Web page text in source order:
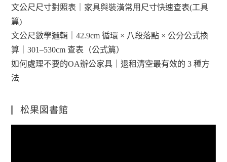
文公尺尺寸對照表｜家具與裝潢常用尺寸快速查表(工具
篇)
文公尺數學邏輯｜42.9cm 循環 × 八段落點 × 公分公式換
算｜301–530cm 查表（公式篇）
如何處理不要的OA辦公家具｜退租清空最有效的 3 種方
法
松果図書館